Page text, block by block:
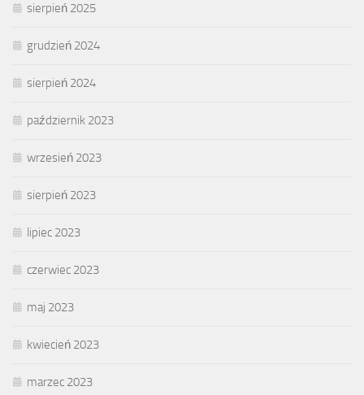
sierpień 2025
grudzień 2024
sierpień 2024
październik 2023
wrzesień 2023
sierpień 2023
lipiec 2023
czerwiec 2023
maj 2023
kwiecień 2023
marzec 2023